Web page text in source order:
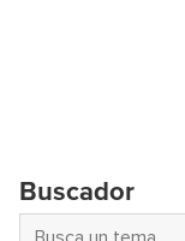
Buscador